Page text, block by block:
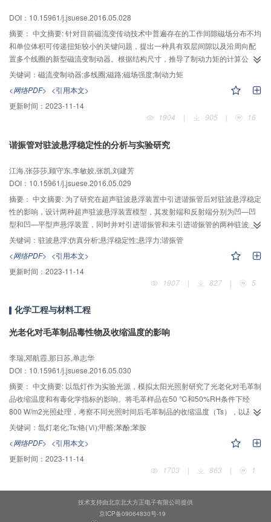
填充材料弹性模量的变化规律不明显；节点啮合时，丁晴橡胶和尼龙1010可以
显著降低齿面最大接触应力。
DOI：10.15961/j.jsuese.2016.05.028
摘要： 中文摘要: 针对目前磁流变传动技术中普遍存在的工作间隙磁场分布不均
和单位体积可传递扭矩较小的关键问题，提出一种具有双层间隙以及沿周向配
置多个线圈的新型磁流变制动器。根据结构尺寸，推导了制动力矩的计算公
式，建立了磁路分析模型来估算间隙中的磁场强度大小。采用基于自由梯度的
BOBYQA优化方法对主要结构尺寸进行优化，得到了优化后结构的磁场强度分
布。将间隙磁流变液中磁场强度的仿真值与计算值进行对比，结果表明，该磁
路建模方法可以指导结构设计，结构可产生的单位体积力矩值约为
2.3×104Nm/m3。其研究成果为双层多线圈磁流变制动器的设计提供理论参
关键词： 磁流变制动器;多线圈;磁路;磁场强度;制动力矩
<网络PDF> <引用本文>
更新时间： 2023-11-14
1904
| 905 | 16
谐振管对驻波悬浮稳定性的分析与实验研究
江海,张莎莎,顾守东,李敏姣,张凯,刘建芳
DOI：10.15961/j.jsuese.2016.05.029
摘要： 中文摘要: 为了研究在超声驻波悬浮装置中引进谐振管后对驻波悬浮稳定
性的影响，设计两种超声驻波悬浮装置模型，其发射端和反射端分别为凹—凹
型和凹—平型声悬浮装置，同时并对引进谐振管和未引进谐振管的两种驻波悬
浮方案进行了模拟分析和实验对比。通过ANSYS和MATLAB联合仿真，得出在
这两种悬浮方案下声悬浮场的相对时间平均势和相对声悬浮力的分布情况。通
过比较发现：谐振管半径1.023λ的引进可有效地提高驻波悬浮的稳定性；最
后搭建测试平台并对悬浮液滴进行有无谐振管的测试，实验结果显示：有谐振
管作用时液滴的稳定悬浮时间大于无谐振管作用时的悬浮时间，从而与仿真分
关键词： 驻波悬浮;仿真分析;悬浮稳定性;悬浮力;谐振管
<网络PDF> <引用本文>
更新时间： 2023-11-14
1907
| 827 | 5
化学工程与材料工程
光老化对毛革制品毒性物及收缩温度的影响
李瑞,邓航霞,那日苏,单志华
DOI：10.15961/j.jsuese.2016.05.030
摘要： 中文摘要: 以氙灯作为实验光源，模拟太阳光照射研究了光老化对毛革制
品收缩温度和有毒化学指标的影响。将毛革样品在50 ℃和50%RH条件下经
800 W/m2光照处理，考察不同光照时间后毛革制品的收缩温度（Ts），以及铬
(Ⅵ)、甲醛、苯酚和苯胺的含量变化。通过紫外分光光度计完成指标变化分析。
结果表明，随光照时间增加Ts趋于降低，并且铬(Ⅵ)含量增加，游离甲醛含量
降低，苯酚含量呈先增加后降低的趋势，苯胺含量较原样趋于增加。揭示了光
老化对毛革收缩温度和几种毒性指标的影响，可为毛革制品的防护和消费者的
关键词： 氙灯老化;Ts;铬(Ⅵ);甲醛;苯酚;苯胺
<网络PDF> <引用本文>
更新时间： 2023-11-14
1703
| 863 | 1
技术支持由北京北大方正电子有限公司提供
京ICP备09064830号-19